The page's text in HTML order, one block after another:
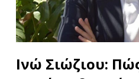
Ινώ Σιώζιου: